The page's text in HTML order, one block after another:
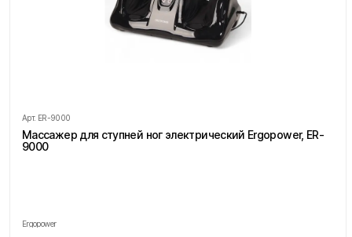
Арт. ER-9000
Массажер для ступней ног электрический Ergopower, ER-
9000
Ergopower